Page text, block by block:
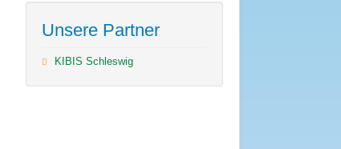
Unsere Partner
KIBIS Schleswig